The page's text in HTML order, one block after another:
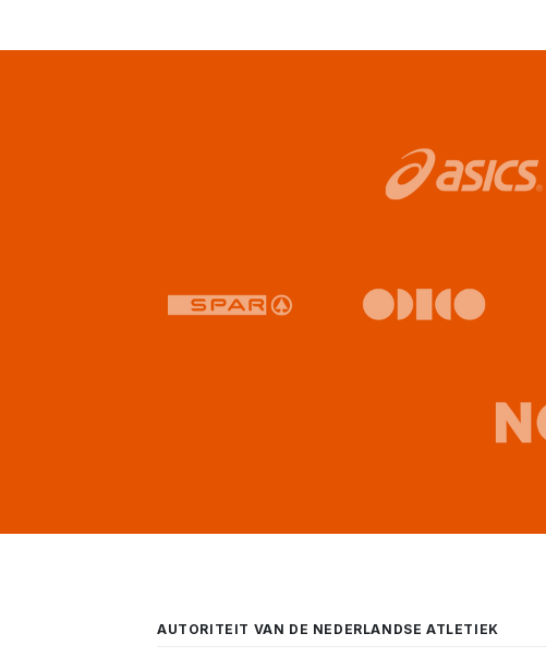
AUTORITEIT VAN DE NEDERLANDSE ATLETIEK